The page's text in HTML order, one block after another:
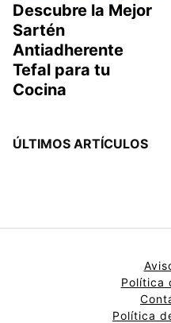
Descubre la Mejor
Sartén
Antiadherente
Tefal para tu
Cocina
ÚLTIMOS ARTÍCULOS
Política
Política